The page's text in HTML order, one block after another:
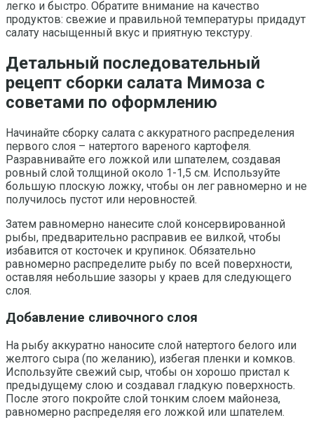
легко и быстро. Обратите внимание на качество
продуктов: свежие и правильной температуры придадут
салату насыщенный вкус и приятную текстуру.
Детальный последовательный
рецепт сборки салата Мимоза с
советами по оформлению
Начинайте сборку салата с аккуратного распределения
первого слоя – натертого вареного картофеля.
Разравнивайте его ложкой или шпателем, создавая
ровный слой толщиной около 1-1,5 см. Используйте
большую плоскую ложку, чтобы он лег равномерно и не
получилось пустот или неровностей.
Затем равномерно нанесите слой консервированной
рыбы, предварительно расправив ее вилкой, чтобы
избавится от косточек и крупинок. Обязательно
равномерно распределите рыбу по всей поверхности,
оставляя небольшие зазоры у краев для следующего
слоя.
Добавление сливочного слоя
На рыбу аккуратно наносите слой натертого белого или
желтого сыра (по желанию), избегая пленки и комков.
Используйте свежий сыр, чтобы он хорошо пристал к
предыдущему слою и создавал гладкую поверхность.
После этого покройте слой тонким слоем майонеза,
равномерно распределяя его ложкой или шпателем.